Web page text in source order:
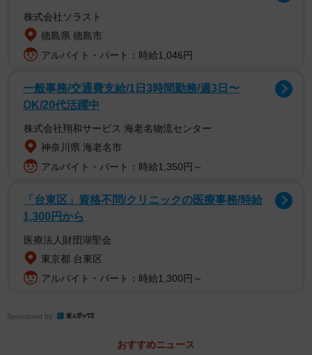
たまた犬の飼い主さんたちからも「うちもです！」と報告
写真が続々と届き、「なんてかわいいの」「そしてドヤ
顔」「顔出しパネルやんw」「やり切った感（笑）」「この
致します（笑）」など、コメント欄はにぎわいを見せてい
ます。
ちくわちゃん史上、最大の穴が完成
株式会社ソラスト
徳島県 徳島市
アルバイト・パート：時給1,046円
一般事務/交通費支給/1日3時間勤務/週3日〜
OK/20代活躍中
株式会社翔和サービス 海老名物流センター
神奈川県 海老名市
アルバイト・パート：時給1,350円～
「台東区」資格不問/クリニックの医療事務/時給
1,300円から
医療法人財団湖聖会
東京都 台東区
アルバイト・パート：時給1,300円～
Sponsored by
おすすめニュース